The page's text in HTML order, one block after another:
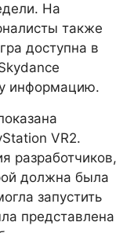
На
также
доступна в
информацию.
VR2.
разработчиков,
должна была
запустить
представлена